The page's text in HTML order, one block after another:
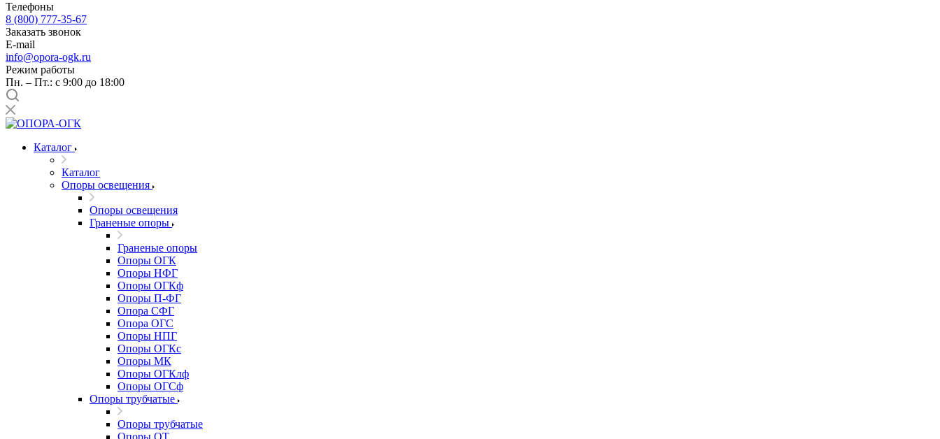
Телефоны
8 (800) 777-35-67
Заказать звонок
E-mail
info@opora-ogk.ru
Режим работы
Пн. – Пт.: с 9:00 до 18:00
Каталог
Каталог
Опоры освещения
Опоры освещения
Граненые опоры
Граненые опоры
Опоры ОГК
Опоры НФГ
Опоры ОГКф
Опоры П-ФГ
Опора СФГ
Опора ОГС
Опоры НПГ
Опоры ОГКс
Опоры МК
Опоры ОГКлф
Опоры ОГСф
Опоры трубчатые
Опоры трубчатые
Опоры ОТ